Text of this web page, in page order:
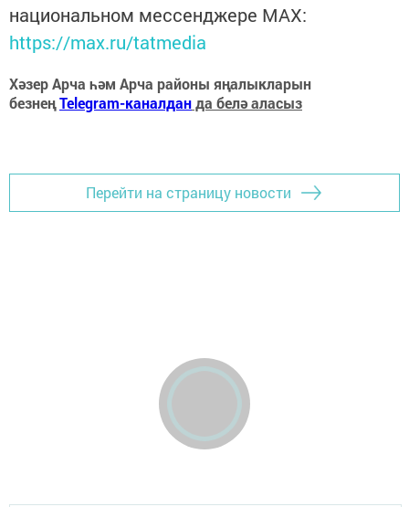
национальном мессенджере MАХ:
https://max.ru/tatmedia
Хәзер Арча һәм Арча районы яңалыкларын
безнеңTelegram-каналданда белә аласыз
Перейти на страницу новости